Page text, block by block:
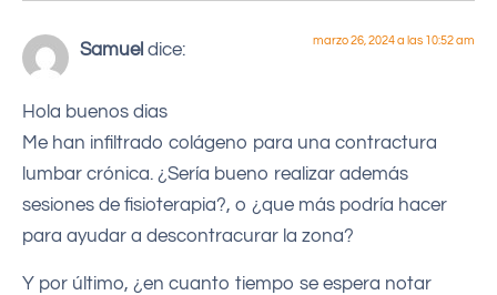
Samuel dice: marzo 26, 2024 a las 10:52 am
Hola buenos dias
Me han infiltrado colágeno para una contractura
lumbar crónica. ¿Sería bueno realizar además
sesiones de fisioterapia?, o ¿que más podría hacer
para ayudar a descontracurar la zona?
Y por último, ¿en cuanto tiempo se espera notar